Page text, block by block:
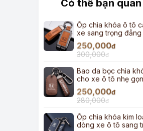
Có thể bạn
Ốp chìa khóa ô tô
xe sang trọng đẳng
250,000đ
300,000đ
Bao da bọc chìa
cho xe ô tô nhẹ
250,000đ
280,000đ
Ốp chìa khóa kim
dòng xe ô tô sang